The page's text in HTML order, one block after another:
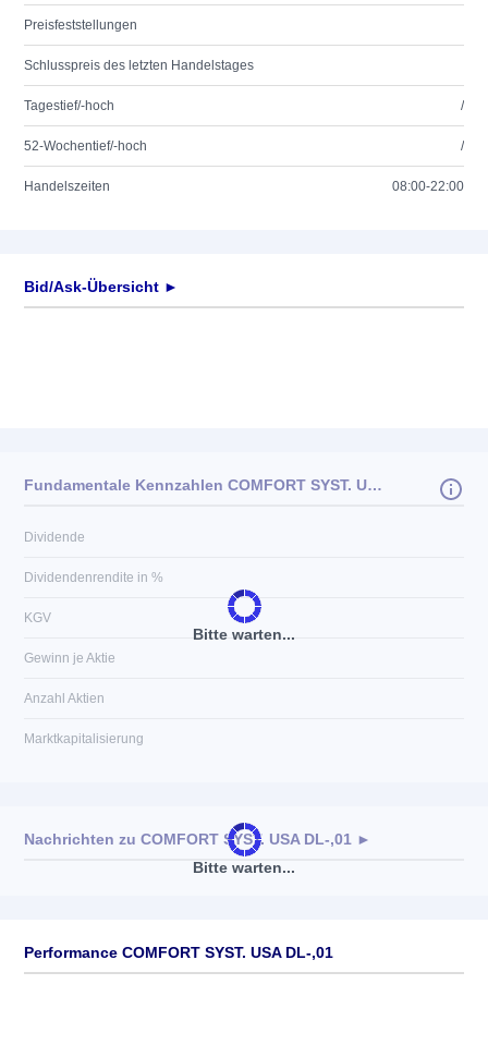
Preisfeststellungen
Schlusspreis des letzten Handelstages
Tagestief/-hoch /
52-Wochentief/-hoch /
Handelszeiten 08:00-22:00
Bid/Ask-Übersicht ►
Bitte warten...
Fundamentale Kennzahlen COMFORT SYST. USA DL-,01
Dividende
Dividendenrendite in %
KGV
Gewinn je Aktie
Anzahl Aktien
Marktkapitalisierung
Bitte warten...
Nachrichten zu COMFORT SYST. USA DL-,01 ►
Performance COMFORT SYST. USA DL-,01